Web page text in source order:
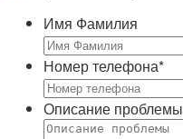
Имя Фамилия
Номер телефона*
Описание проблемы